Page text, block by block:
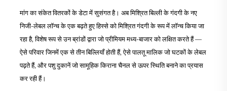
मांग का संकेत वितरकों के डेटा में सुसंगत है। अब मिश्रित बिल्ली के गंदगी के नए
निजी-लेबल लॉन्च के एक बढ़ते हुए हिस्से को मिश्रित गंदगी के रूप में लॉन्च किया जा
रहा है, विशेष रूप से उन ब्रांडों द्वारा जो प्रीमियम मध्य-बाजार को लक्षित करते हैं —
ऐसे परिवार जिनमें एक से तीन बिल्लियाँ होती हैं, ऐसे पालतू मालिक जो घटकों के लेबल
पढ़ते हैं, और पशु दुकानें जो सामूहिक किराना चैनल से ऊपर स्थिति बनाने का प्रयास
कर रही हैं।